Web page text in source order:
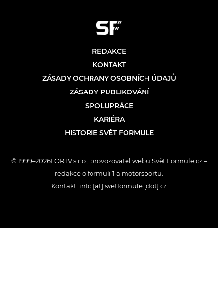
REDAKCE
KONTAKT
ZÁSADY OCHRANY OSOBNÍCH ÚDAJŮ
ZÁSADY PUBLIKOVÁNÍ
SPOLUPRÁCE
KARIÉRA
HISTORIE SVĚT FORMULE
© 1999–2026FORTV s.r.o., provozovatel webu Svět Formule.cz –
redakce o formuli 1 a motorsportu.
Kontakt: info [at] svetformule [dot] cz